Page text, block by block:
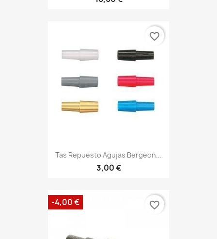
Tas Repuesto Agujas Bergeon...
3,00 €
favorite_border
-4,00 € favorite_border